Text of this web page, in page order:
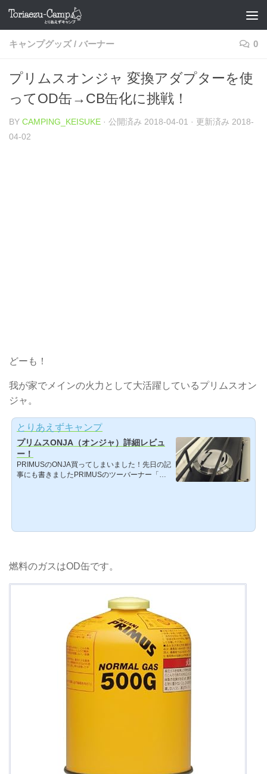
コンテンツへスキップ
キャンプグッズ / バーナー 0
プリムスオンジャ 変換アダプターを使
ってOD缶→CB缶化に挑戦！
BY CAMPING_KEISUKE · 公開済み 2018-04-01 · 更新済み 2018-
04-02
どーも！
我が家でメインの火力として大活躍しているプリムスオン
ジャ。
とりあえずキャンプ
プリムスONJA（オンジャ）詳細レビュ
ー！
PRIMUSのONJA買ってしまいました！先日の記
事にも書きましたPRIMUSのツーバーナー「ON
ので、国内版には拘りませんでした。こちらが
燃料のガスはOD缶です。